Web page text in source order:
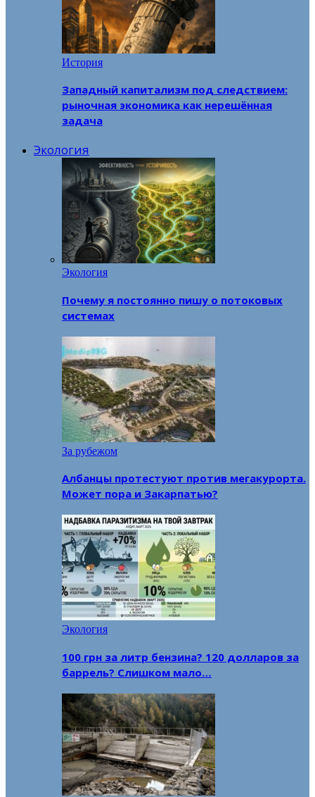
История
Западный капитализм под следствием:
рыночная экономика как нерешённая
задача
Экология
Экология
Почему я постоянно пишу о потоковых
системах
За рубежом
Албанцы протестуют против мегакурорта.
Может пора и Закарпатью?
Экология
100 грн за литр бензина? 120 долларов за
баррель? Слишком мало…